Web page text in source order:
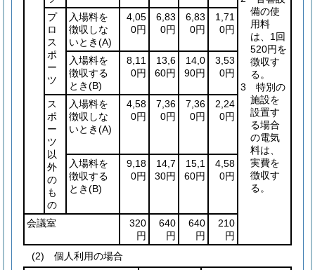
備の使
用料
は、1回
520円を
徴収す
る。
3 特別の
施設を
設置す
る場合
の電気
料は、
実費を
徴収す
る。
プ
ロ
ス
ポ
ー
ツ
入場料を
徴収しな
いとき(A)
4,05
0円
6,83
0円
6,83
0円
1,71
0円
入場料を
徴収する
とき(B)
8,11
0円
13,6
60円
14,0
90円
3,53
0円
ス
ポ
ー
ツ
以
外
の
も
の
入場料を
徴収しな
いとき(A)
4,58
0円
7,36
0円
7,36
0円
2,24
0円
入場料を
徴収する
とき(B)
9,18
0円
14,7
30円
15,1
60円
4,58
0円
会議室
320
円
640
円
640
円
210
円
(2) 個人利用の場合